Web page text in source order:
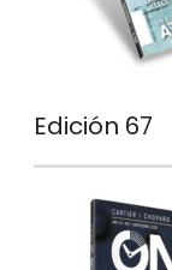
Edición 67